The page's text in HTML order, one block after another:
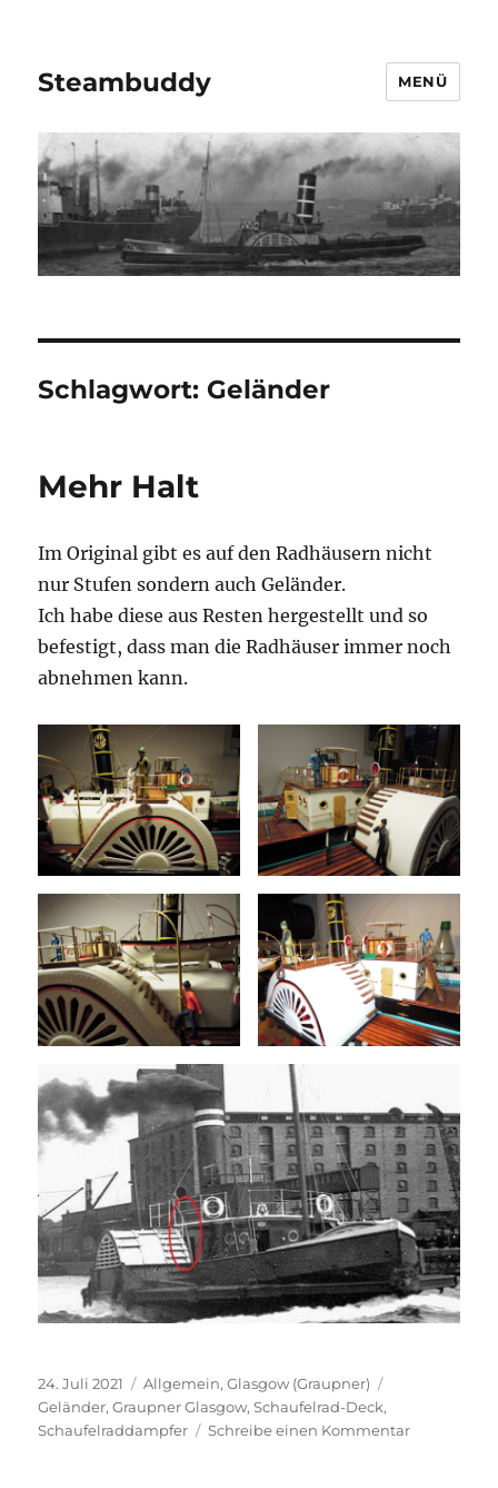
Steambuddy MENÜ
Schlagwort: Geländer
Mehr Halt
Im Original gibt es auf den Radhäusern nicht
nur Stufen sondern auch Geländer.
Ich habe diese aus Resten hergestellt und so
befestigt, dass man die Radhäuser immer noch
abnehmen kann.
Veröffentlicht
am
24. Juli 2021 Kategorien
Allgemein,Glasgow (Graupner)
Geländer,Graupner Glasgow,Schaufelrad-Deck,
Schaufelraddampfer
Schreibe einen Kommentarzu